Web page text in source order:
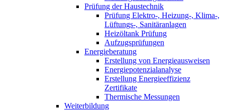
Prüfung der Haustechnik
Prüfung Elektro-, Heizung-, Klima-,
Lüftungs-, Sanitäranlagen
Heizöltank Prüfung
Aufzugsprüfungen
Energieberatung
Erstellung von Energieausweisen
Energiepotenzialanalyse
Erstellung Energieeffizienz
Zertifikate
Thermische Messungen
Weiterbildung